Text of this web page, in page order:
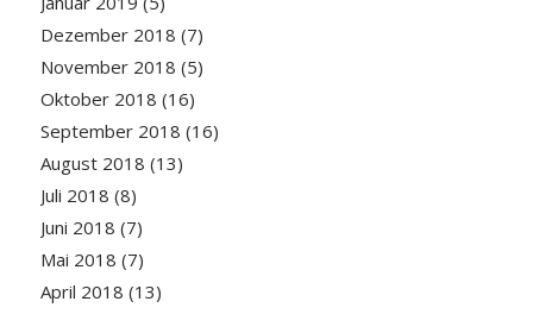
Dezember 2018 (7)
November 2018 (5)
Oktober 2018 (16)
September 2018 (16)
August 2018 (13)
Juli 2018 (8)
Juni 2018 (7)
Mai 2018 (7)
April 2018 (13)